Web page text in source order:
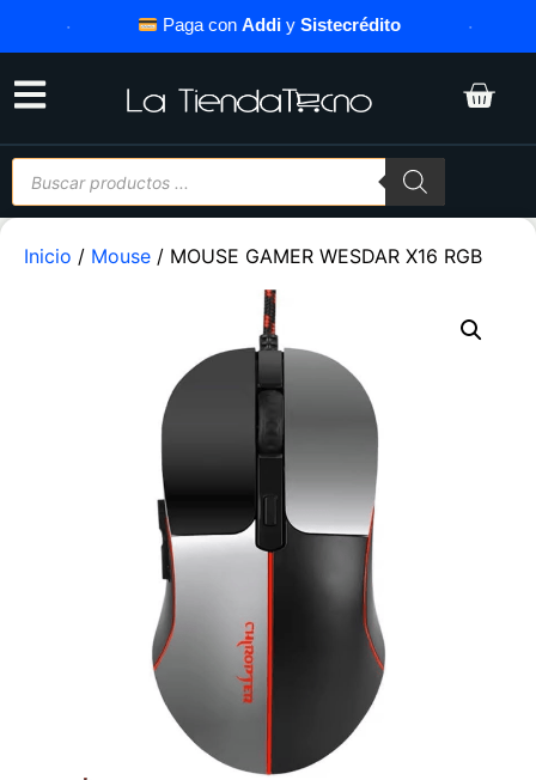
Paga conAddiySistecrédito
Inicio / Mouse / MOUSE GAMER WESDAR X16 RGB